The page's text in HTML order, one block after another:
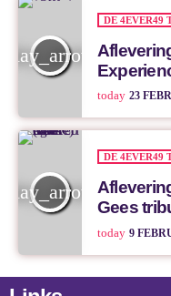
play_arrow
DE 4EVER49
today 23
play_arrow
DE 4EVER49
Gees
today 9